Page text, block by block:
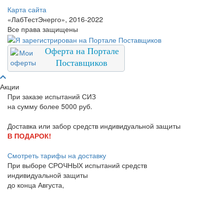
Карта сайта
«ЛабТестЭнерго», 2016-2022
Все права защищены
Оферта на Портале
Поставщиков
Акции
При заказе испытаний СИЗ
на сумму более 5000 руб.
Доставка или забор средств индивидуальной защиты
В ПОДАРОК!
Смотреть тарифы на доставку
При выборе СРОЧНЫХ испытаний средств
индивидуальной защиты
до конца Августа,